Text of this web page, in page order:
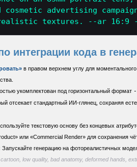
advertising
textures. --ar 16:9
интеграции кода в
в правом верхнем углу для
укомплектован под горизонтальный формат
отсекает стандартный ИИ-глянец, сохраняя
текстовую основу без концевых
или «Commercial Render» для сохранения
Запускайте генерацию на фотореалистичных
low quality, bad anatomy, deformed hands,